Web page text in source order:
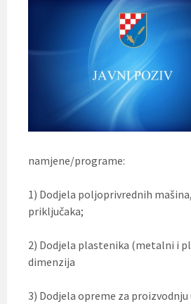
namjene/programe:
1) Dodjela poljoprivrednih
priključaka;
2) Dodjela plastenika (metalni i
dimenzija
3) Dodjela opreme za